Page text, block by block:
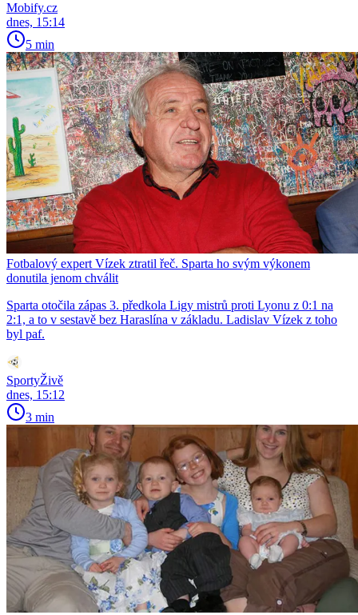
Mobify.cz
dnes, 15:14
5 min
Fotbalový expert Vízek ztratil řeč. Sparta ho svým výkonem
donutila jenom chválit
Sparta otočila zápas 3. předkola Ligy mistrů proti Lyonu z 0:1 na
2:1, a to v sestavě bez Haraslína v základu. Ladislav Vízek z toho
byl paf.
SportyŽivě
dnes, 15:12
3 min